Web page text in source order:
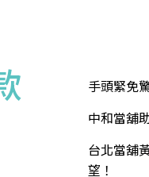
手頭緊免
中和當舖
台北當舖
望！